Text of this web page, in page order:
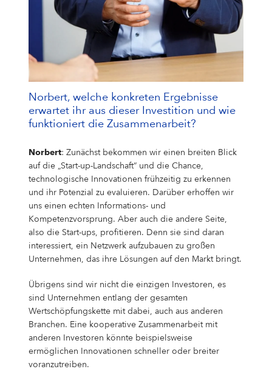
Norbert, welche konkreten Ergebnisse
erwartet ihr aus dieser Investition und wie
funktioniert die Zusammenarbeit?
Norbert: Zunächst bekommen wir einen breiten Blick
auf die „Start-up-Landschaft“ und die Chance,
technologische Innovationen frühzeitig zu erkennen
und ihr Potenzial zu evaluieren. Darüber erhoffen wir
uns einen echten Informations- und
Kompetenzvorsprung. Aber auch die andere Seite,
also die Start-ups, profitieren. Denn sie sind daran
interessiert, ein Netzwerk aufzubauen zu großen
Unternehmen, das ihre Lösungen auf den Markt bringt.
Übrigens sind wir nicht die einzigen Investoren, es
sind Unternehmen entlang der gesamten
Wertschöpfungskette mit dabei, auch aus anderen
Branchen. Eine kooperative Zusammenarbeit mit
anderen Investoren könnte beispielsweise
ermöglichen Innovationen schneller oder breiter
voranzutreiben.